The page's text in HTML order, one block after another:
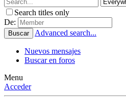
Search titles only
De:
Buscar Advanced search...
Nuevos mensajes
Buscar en foros
Menu
Acceder